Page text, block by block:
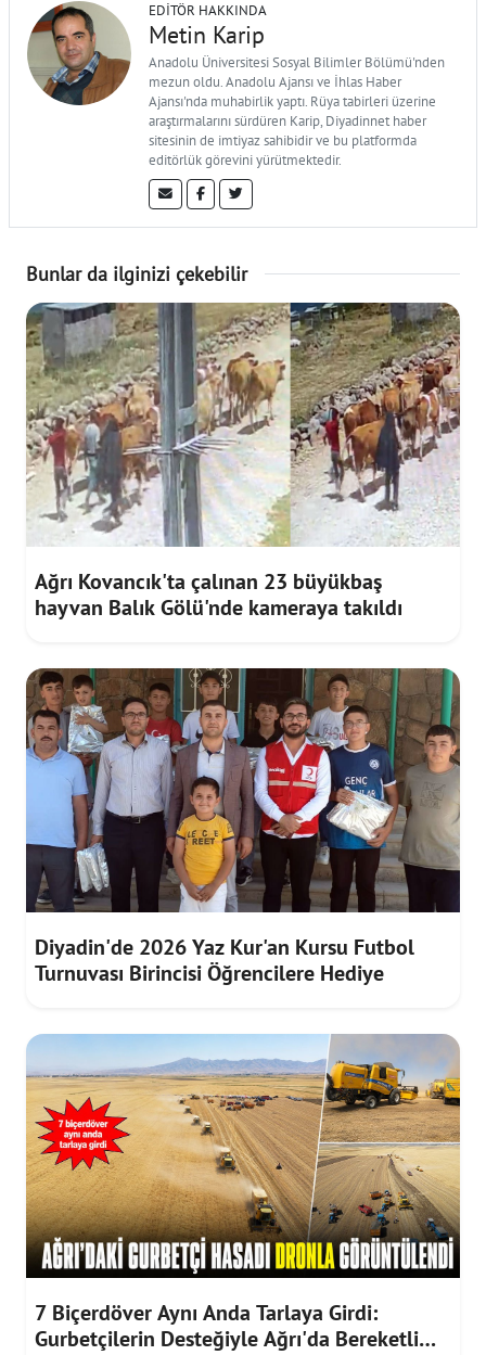
EDITÖR HAKKINDA
Metin Karip
Anadolu Üniversitesi Sosyal Bilimler Bölümü'nden
mezun oldu. Anadolu Ajansı ve İhlas Haber
Ajansı'nda muhabirlik yaptı. Rüya tabirleri üzerine
araştırmalarını sürdüren Karip, Diyadinnet haber
sitesinin de imtiyaz sahibidir ve bu platformda
editörlük görevini yürütmektedir.
Bunlar da ilginizi çekebilir
Ağrı Kovancık'ta çalınan 23 büyükbaş
hayvan Balık Gölü'nde kameraya takıldı
Diyadin'de 2026 Yaz Kur'an Kursu Futbol
Turnuvası Birincisi Öğrencilere Hediye
7 Biçerdöver Aynı Anda Tarlaya Girdi:
Gurbetçilerin Desteğiyle Ağrı'da Bereketli